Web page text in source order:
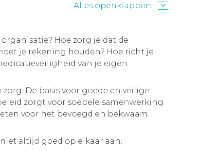
Alles openklappen
Hoe zorg je dat de
je rekening houden? Hoe richt je
van je eigen
De basis voor goede en veilige
zorgt voor soepele samenwerking
voor het bevoegd en bekwaam
altijd goed op elkaar aan.